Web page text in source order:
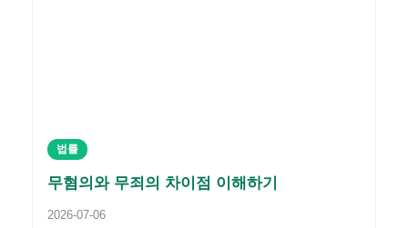
법률
무혐의와 무죄의 차이점 이해하기
2026-07-06